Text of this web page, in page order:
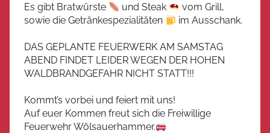
Es gibt Bratwürste
und Steak
vom Grill,
sowie die Getränkespezialitäten
im Ausschank.
DAS GEPLANTE FEUERWERK AM SAMSTAG
ABEND FINDET LEIDER WEGEN DER HOHEN
WALDBRANDGEFAHR NICHT STATT!!!
Kommt’s vorbei und feiert mit uns!
Auf euer Kommen freut sich die Freiwillige
Feuerwehr Wölsauerhammer.